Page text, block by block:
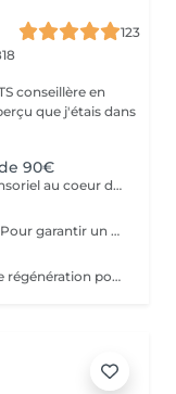
123
conseillère en
que j'étais dans
90€
Bella Harmony vous invite à un voyage sensoriel au coeur de l'art ancestral du Kobido. Ce massage japonais du visage associe une gestuelle précise et rythmée à des mouvements délicats qui stimulent la circulation sanguine et énergétique, raffermissent les tissus et redonnent éclat au teint. Au-delà de son action anti-âge visible, il procure une profonde sensation de bien-être : Tonifie les muscles du visage et redessine les contours Stimule la circulation et l'éclat naturel de la peau Lisse les traits et atténue les signes de fatigue Apporte sérénité et détente intérieure. Un soin d'exception qui conjugue beauté et harmonie, pour préserver l'éclat et la jeunesse du visage de manière naturelle
Chez Bella Linea, chaque peau est unique. Pour garantir un soin parfaitement adapté, nous réalisons une analyse approfondie grâce à la technologie Bloomea. Cet appareil mesure des paramètres essentiels (hydratation, sébum, élasticité, homogénéité du teint), offrant une vision précise de l'état de votre peau. Cette analyse est obligatoire lors de votre premier soin visage Bella et sera renouvelée environ tous les 6 mois pour suivre l'évolution de votre peau. Elle est offerte avant chaque soin visage, afin que votre protocole soit toujours personnalisé et efficace. Grâce à ce diagnostic, nous construisons un soin sur mesure qui sublime votre visage et révèle toute sa beauté naturelle.
Bella Hydra est une véritable expérience de régénération pour votre peau. Le soin débute par un nettoyage précis, suivi d'une exfoliation douce réalisée à l'aide d'une technologie avancée. Les impuretés et cellules mortes sont éliminées en profondeur tandis que des actifs hydratants pénètrent dans la peau pour la repulper et la revitaliser. Dès la fin du soin, votre peau retrouve : Douceur et souplesse grâce à une hydratation intense. Éclat et fraîcheur pour un teint lumineux et homogène. Vitalité et confort avec une texture de peau visiblement lissée. Un soin à la fois purifiant, hydratant et apaisant, idéal pour réveiller la beauté naturelle de votre visage.